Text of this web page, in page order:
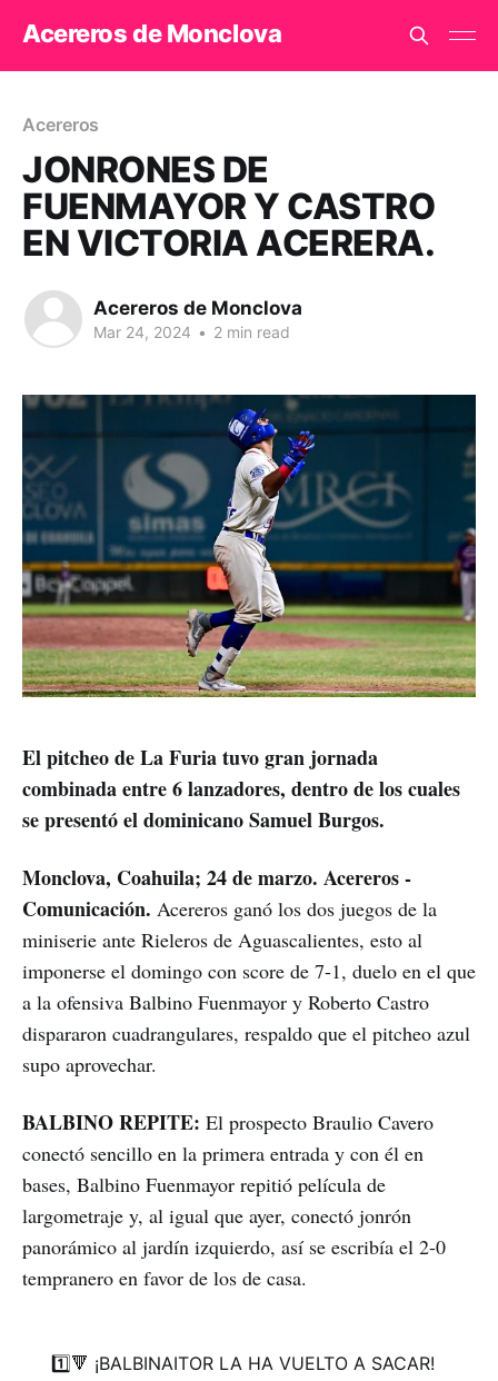
Acereros de Monclova
Acereros
JONRONES DE
FUENMAYOR Y CASTRO
EN VICTORIA ACERERA.
Acereros de Monclova
Mar 24, 2024 • 2 min read
El pitcheo de La Furia tuvo gran jornada
combinada entre 6 lanzadores, dentro de los cuales
se presentó el dominicano Samuel Burgos.
Monclova, Coahuila; 24 de marzo. Acereros -
Comunicación. Acereros ganó los dos juegos de la
miniserie ante Rieleros de Aguascalientes, esto al
imponerse el domingo con score de 7-1, duelo en el que
a la ofensiva Balbino Fuenmayor y Roberto Castro
dispararon cuadrangulares, respaldo que el pitcheo azul
supo aprovechar.
BALBINO REPITE: El prospecto Braulio Cavero
conectó sencillo en la primera entrada y con él en
bases, Balbino Fuenmayor repitió película de
largometraje y, al igual que ayer, conectó jonrón
panorámico al jardín izquierdo, así se escribía el 2-0
tempranero en favor de los de casa.
1️⃣🔻 ¡BALBINAITOR LA HA VUELTO A SACAR!